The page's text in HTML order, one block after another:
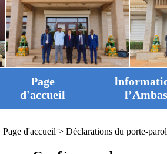
Page
d'accueil
Page d'accueil > Déclarations du porte-